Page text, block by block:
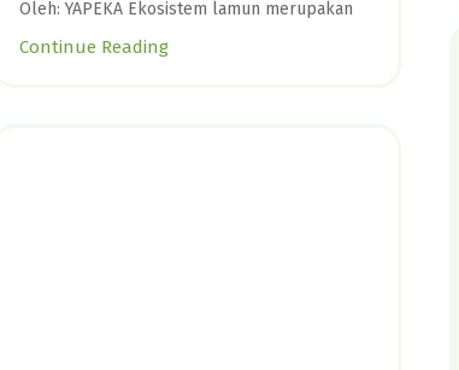
Oleh: YAPEKA Ekosistem lamun merupakan
Continue Reading